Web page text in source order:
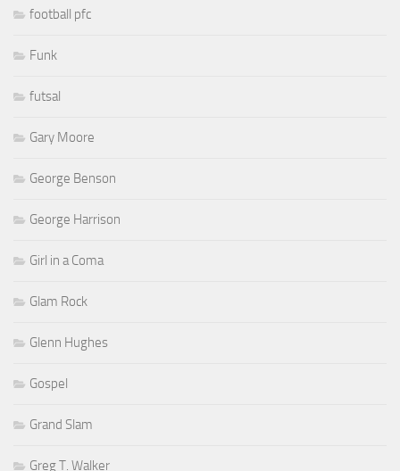
football pfc
Funk
futsal
Gary Moore
George Benson
George Harrison
Girl in a Coma
Glam Rock
Glenn Hughes
Gospel
Grand Slam
Greg T. Walker